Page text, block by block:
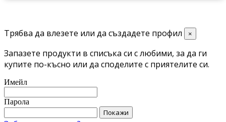
Трябва да влезете или да създадете профил ×
Запазете продукти в списъка си с любими, за да ги
купите по-късно или да споделите с приятелите си.
Имейл
Парола
Покажи